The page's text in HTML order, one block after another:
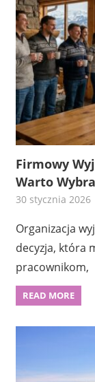
Firmowy
Warto
30 stycznia 2026
Organizacja
decyzja, która
pracownikom,
READ MORE